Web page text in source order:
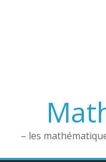
– les